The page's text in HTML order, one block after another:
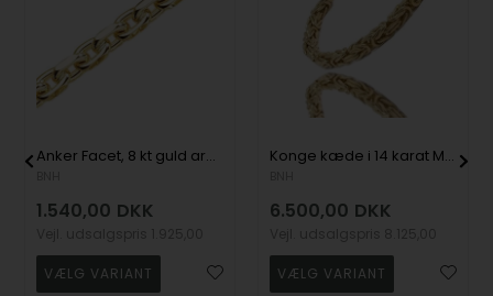
Anker Facet, 8 kt guld armbånd, ankelkæder og halskæder
1.540,00 DKK
Konge kæde i 14 karat Massivt Guld, fra Danske BNH
6.500,00 DKK